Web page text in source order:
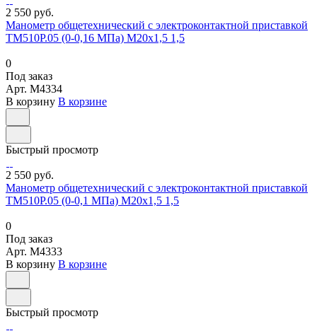
2 550 руб.
Манометр общетехнический с электроконтактной приставкой
ТМ510Р.05 (0-0,16 МПа) М20х1,5 1,5
0
Под заказ
Арт. M4334
В корзину В корзине
Быстрый просмотр
2 550 руб.
Манометр общетехнический с электроконтактной приставкой
ТМ510Р.05 (0-0,1 МПа) М20х1,5 1,5
0
Под заказ
Арт. M4333
В корзину В корзине
Быстрый просмотр